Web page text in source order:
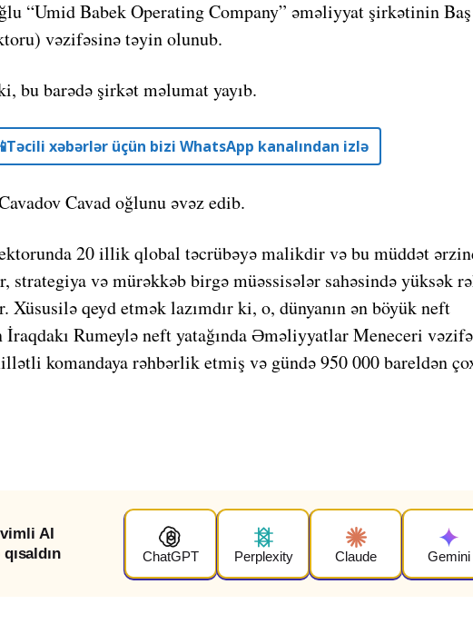
“Umid Babek Operating Company” əməliyyat şirkətinin Baş
vəzifəsinə təyin olunub.
bu barədə şirkət məlumat yayıb.
xəbərlər üçün bizi WhatsApp kanalından izlə
Cavad oğlunu əvəz edib.
20 illik qlobal təcrübəyə malikdir və bu müddət
strategiya və mürəkkəb birgə müəssisələr sahəsində yüksək
Xüsusilə qeyd etmək lazımdır ki, o, dünyanın ən böyük neft
İraqdakı Rumeylə neft yatağında Əməliyyatlar Meneceri
komandaya rəhbərlik etmiş və gündə 950 000 bareldən
AI
ChatGPT Perplexity Claude Gemini